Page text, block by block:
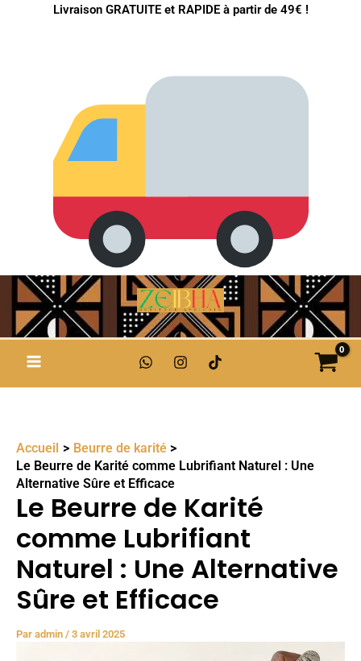
Livraison GRATUITE et RAPIDE à partir de 49€ !
Accueil
Beurre de karité
Le Beurre de Karité comme Lubrifiant Naturel : Une
Alternative Sûre et Efficace
Le Beurre de Karité
comme Lubrifiant
Naturel : Une Alternative
Sûre et Efficace
Par admin / 3 avril 2025